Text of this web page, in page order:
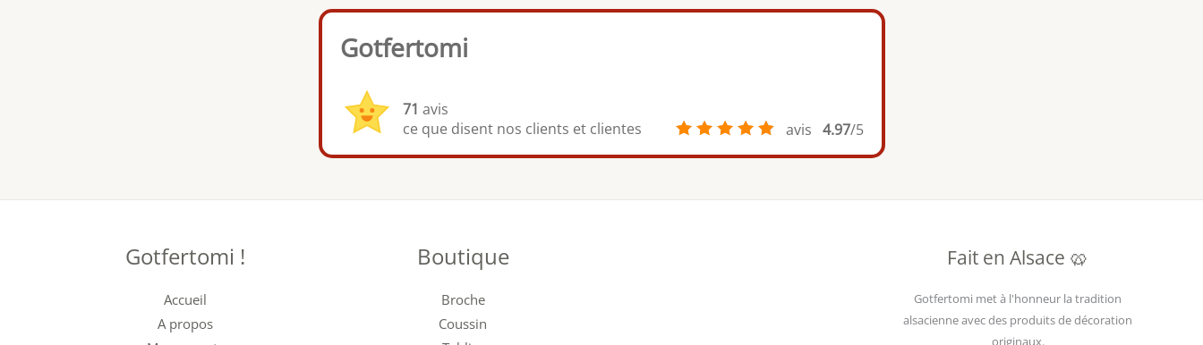
Gotfertomi
71 avis
ce que disent nos clients et clientes
avis 4.97/5
Gotfertomi !
Accueil
A propos
Boutique
Broche
Coussin
Fait en Alsace 🥨
Gotfertomi met à l'honneur la tradition
alsacienne avec des produits de décoration
originaux.